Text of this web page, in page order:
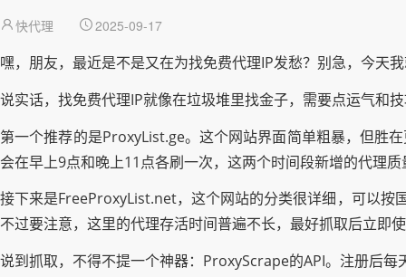
快代理 2025-09-17
嘿，朋友，最近是不是又在为找免费代理IP发愁？别急，今天
说实话，找免费代理IP就像在垃圾堆里找金子，需要点运气和
第一个推荐的是ProxyList.ge。这个网站界面简单粗暴，但胜
会在早上9点和晚上11点各刷一次，这两个时间段新增的代理
接下来是FreeProxyList.net，这个网站的分类很详细，可以按
不过要注意，这里的代理存活时间普遍不长，最好抓取后立即
说到抓取，不得不提一个神器：ProxyScrape的API。注册后